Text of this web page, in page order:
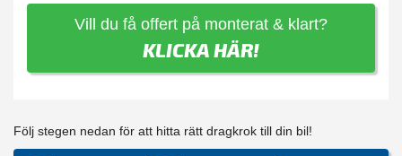
Vill du få offert på monterat & klart?
KLICKA HÄR!
Följ stegen nedan för att hitta rätt dragkrok till din bil!